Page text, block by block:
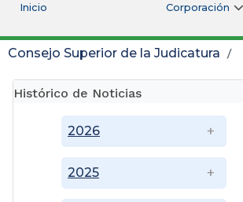
Inicio Corporación
Consejo Superior de la Judicatura
Histórico de Noticias
2025
2026